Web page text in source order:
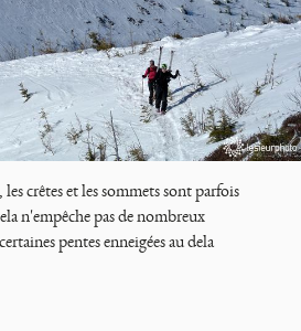
les crêtes et les sommets sont parfois
n'empêche pas de nombreux
pentes enneigées au dela